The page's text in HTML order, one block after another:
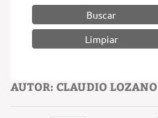
Buscar
AUTOR: CLAUDIO LOZANO